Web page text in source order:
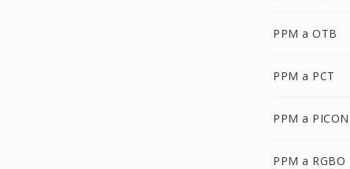
PPM a OTB
PPM a PCT
PPM a PICON
PPM a RGBO